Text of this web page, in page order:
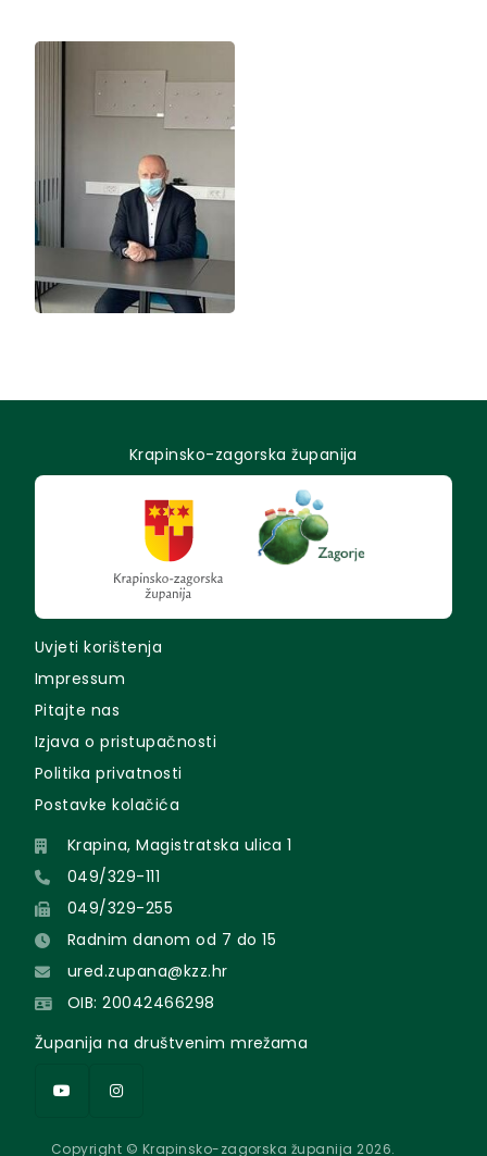
Krapinsko-zagorska županija
Uvjeti korištenja
Impressum
Pitajte nas
Izjava o pristupačnosti
Politika privatnosti
Postavke kolačića
Krapina, Magistratska ulica 1
049/329-111
049/329-255
Radnim danom od 7 do 15
ured.zupana@kzz.hr
OIB: 20042466298
Županija na društvenim mrežama
Copyright © Krapinsko-zagorska županija 2026.